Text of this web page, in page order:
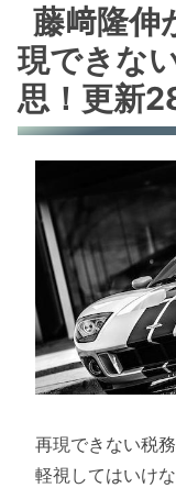
藤﨑隆伸
現できな
思！更新
再現できない税
軽視してはいけな